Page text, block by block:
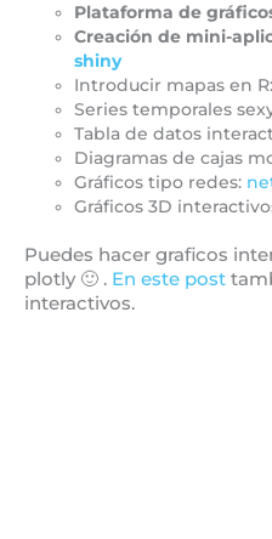
Plataforma de
Creación de mini-
shiny
Introducir mapas en R:
Series temporales
Tabla de datos
Diagramas de cajas
Gráficos tipo redes:
Gráficos 3D
Puedes hacer graficos
plotly 🙂 . En este post
interactivos.